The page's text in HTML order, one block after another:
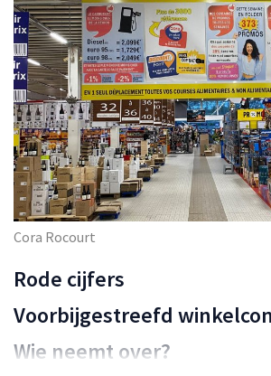
Cora Rocourt
Rode cijfers
Voorbijgestreefd
Wie neemt over?